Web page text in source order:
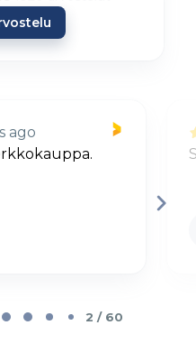
ago
2 / 60